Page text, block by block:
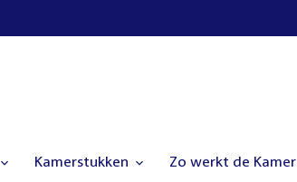
Kamerstukken Zo werkt de Kamer